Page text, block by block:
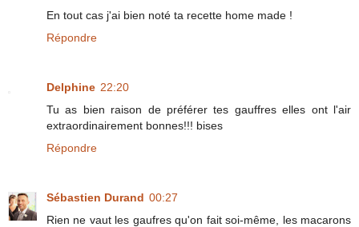
En tout cas j'ai bien noté ta recette home made !
Répondre
Delphine 22:20
Tu as bien raison de préférer tes gauffres elles ont l'air
extraordinairement bonnes!!! bises
Répondre
Sébastien Durand 00:27
Rien ne vaut les gaufres qu'on fait soi-même, les macarons